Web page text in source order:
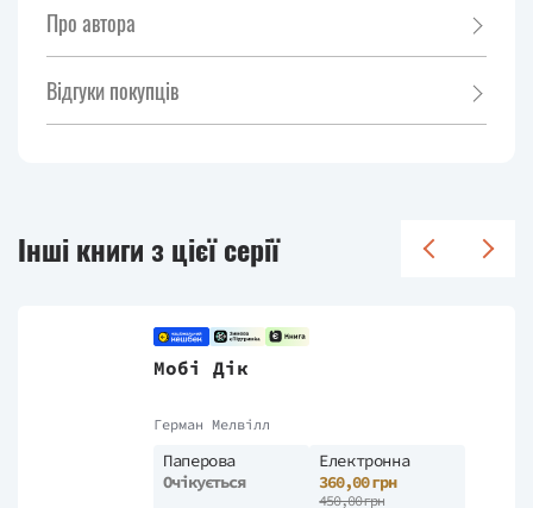
Про автора
Відгуки покупців
Інші книги з цієї серії
Мобі Дік
Герман Мелвілл
Паперова
Очікується
Електронна
360,00 грн
450,00 грн